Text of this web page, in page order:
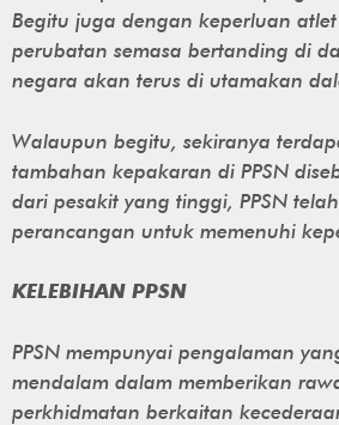
Begitu juga dengan keperluan
perubatan semasa bertanding di
negara akan terus di utamakan
Walaupun begitu, sekiranya
tambahan kepakaran di PPSN
dari pesakit yang tinggi, PPSN
perancangan untuk memenuhi
KELEBIHAN PPSN
PPSN mempunyai pengalaman
mendalam dalam memberikan
perkhidmatan berkaitan